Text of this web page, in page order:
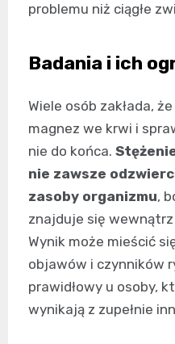
problemu niż ciągłe
Badania i ich
Wiele osób zakłada,
magnez we krwi i
nie do końca.
nie zawsze
zasoby organizmu,
znajduje się
Wynik może mieścić
objawów i czynników
prawidłowy u osoby,
wynikają z zupełnie